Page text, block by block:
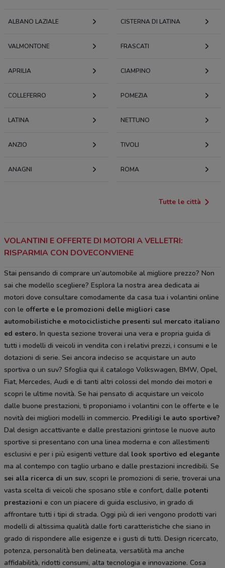
ALBANO LAZIALE CISTERNA DI LATINA
VALMONTONE FRASCATI
APRILIA CIAMPINO
COLLEFERRO POMEZIA
LATINA NETTUNO
ANZIO TIVOLI
ANAGNI ROMA
Tutte le città
VOLANTINI E OFFERTE DI MOTORI A VELLETRI:
RISPARMIA CON DOVECONVIENE
Stai pensando di comprare un’automobile al migliore prezzo? Non
sai che modello scegliere? Esplora la nostra area dedicata ai
motori dove consultare comodamente da casa tua i volantini online
con le offerte e le promozioni delle migliori case
automobilistiche e motociclistiche presenti sul mercato italiano
ed estero. In questa sezione troverai una vera e propria guida di
tutti i modelli di veicoli in vendita con i relativi prezzi, i consumi e le
dotazioni di serie. Sei ancora indeciso se acquistare un auto
sportiva o un suv? Sfoglia qui il catalogo Volkswagen, BMW, Opel,
Fiat, Mercedes, Audi e di tanti altri colossi del mondo dei motori e
scopri le ultime novità. Se hai pensato di acquistare un veicolo
dalle buone prestazioni, ti proponiamo i volantini con le offerte e le
novità dei migliori modelli in commercio. Prediligi le auto sportive?
Dal design accattivante e dalle prestazioni grintose le nuove auto
sportive si presentano con una linea moderna e con allestimenti
esclusivi e per i più esigenti vetture dal look sportivo ed elegante
ma al contempo con taglio urbano e dalle prestazioni incredibili. Se
sei alla ricerca di un suv, scopri le promozioni di serie, troverai una
vasta scelta di veicoli che sposano stile e confort, dalle potenti
prestazioni e con un piacere di guida esclusivo, in grado di
affrontare tutti i tipi di strada. Oggi più di ieri vengono prodotti vari
modelli di altissima qualità dalle forti caratteristiche che siano in
grado di rispondere alle esigenze e i gusti di tutti. Design ricercato,
potenza, personalità ben delineata, versatilità ma anche
affidabilità, ridotti consumi, alta tecnologia e innovazione. Cosa